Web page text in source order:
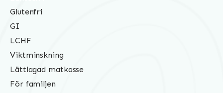
Glutenfri
GI
LCHF
Viktminskning
Lättlagad matkasse
För familjen